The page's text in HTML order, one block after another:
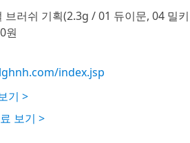
브러쉬 기획(2.3g / 01 듀이문, 04 밀
원
index.jsp
기 >
보기 >